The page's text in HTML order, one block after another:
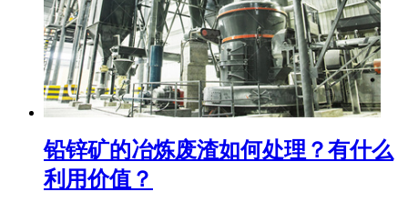
铅锌矿的冶炼废渣如何处理？有什么
利用价值？